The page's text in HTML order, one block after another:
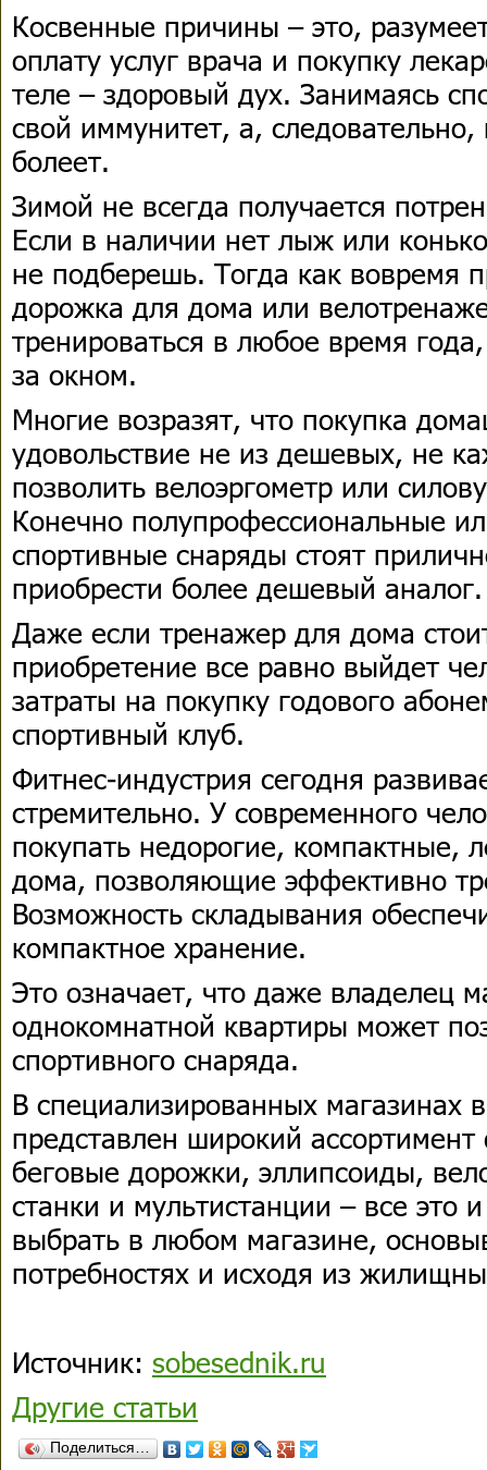
Косвенные причины – это,
оплату услуг врача и покупку
теле – здоровый дух. Занимаясь
свой иммунитет, а,
болеет.
Зимой не всегда получается
Если в наличии нет лыж или
не подберешь. Тогда как вовремя
дорожка для дома или
тренироваться в любое время
за окном.
Многие возразят, что покупка
удовольствие не из дешевых, не
позволить велоэргометр или
Конечно полупрофессиональные
спортивные снаряды стоят
приобрести более дешевый аналог.
Даже если тренажер для дома
приобретение все равно выйдет
затраты на покупку годового
спортивный клуб.
Фитнес-индустрия сегодня
стремительно. У современного
покупать недорогие, компактные,
дома, позволяющие эффективно
Возможность складывания
компактное хранение.
Это означает, что даже владелец
однокомнатной квартиры может
спортивного снаряда.
В специализированных магазинах
представлен широкий
беговые дорожки, эллипсоиды,
станки и мультистанции – все это
выбрать в любом магазине,
потребностях и исходя из
Источник: sobesednik.ru
Другие статьи
Поделиться…